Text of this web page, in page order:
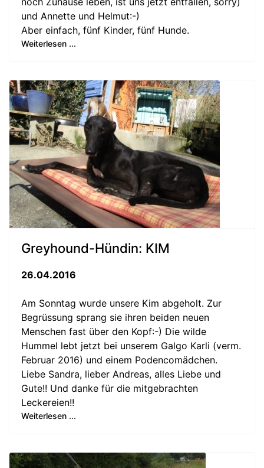
und Annette und Helmut:-)
Aber einfach, fünf Kinder, fünf Hunde.
Weiterlesen ...
Greyhound-Hündin: KIM
26.04.2016
Am Sonntag wurde unsere Kim abgeholt. Zur
Begrüssung sprang sie ihren beiden neuen
Menschen fast über den Kopf:-) Die wilde
Hummel lebt jetzt bei unserem Galgo Karli (verm.
Februar 2016) und einem Podencomädchen.
Liebe Sandra, lieber Andreas, alles Liebe und
Gute!! Und danke für die mitgebrachten
Leckereien!!
Weiterlesen ...